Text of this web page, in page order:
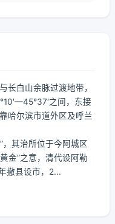
长白山余脉过渡地带，
之间，东接
哈尔滨市道外区及呼兰
，其治所位于今阿城区
金”之意，清代设阿勒
撤县设市，2...